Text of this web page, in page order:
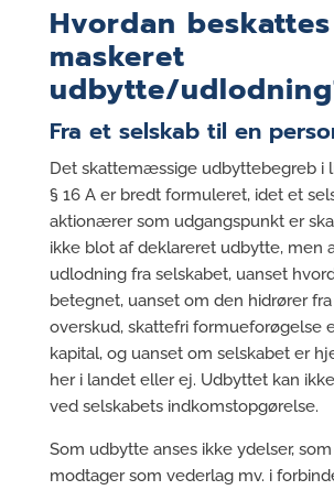
Hvordan beskattes
maskeret
udbytte/
Fra et selskab til en
Det skattemæssige udbyttebegreb i
§ 16 A er bredt formuleret, idet et
aktionærer som udgangspunkt er
ikke blot af deklareret udbytte, men
udlodning fra selskabet, uanset
betegnet, uanset om den hidrører
overskud, skattefri formueforøgelse
kapital, og uanset om selskabet er
her i landet eller ej. Udbyttet kan
ved selskabets indkomstopgørelse.
Som udbytte anses ikke ydelser,
modtager som vederlag mv. i